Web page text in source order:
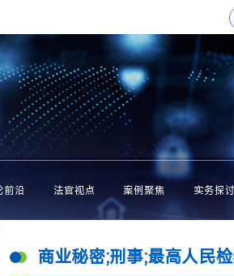
前沿 法官视点 案例聚焦 实务探讨
商业秘密;刑事;最高人民